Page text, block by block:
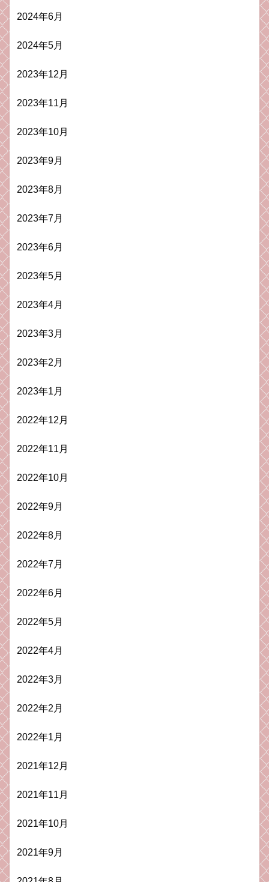
2024年6月
2024年5月
2023年12月
2023年11月
2023年10月
2023年9月
2023年8月
2023年7月
2023年6月
2023年5月
2023年4月
2023年3月
2023年2月
2023年1月
2022年12月
2022年11月
2022年10月
2022年9月
2022年8月
2022年7月
2022年6月
2022年5月
2022年4月
2022年3月
2022年2月
2022年1月
2021年12月
2021年11月
2021年10月
2021年9月